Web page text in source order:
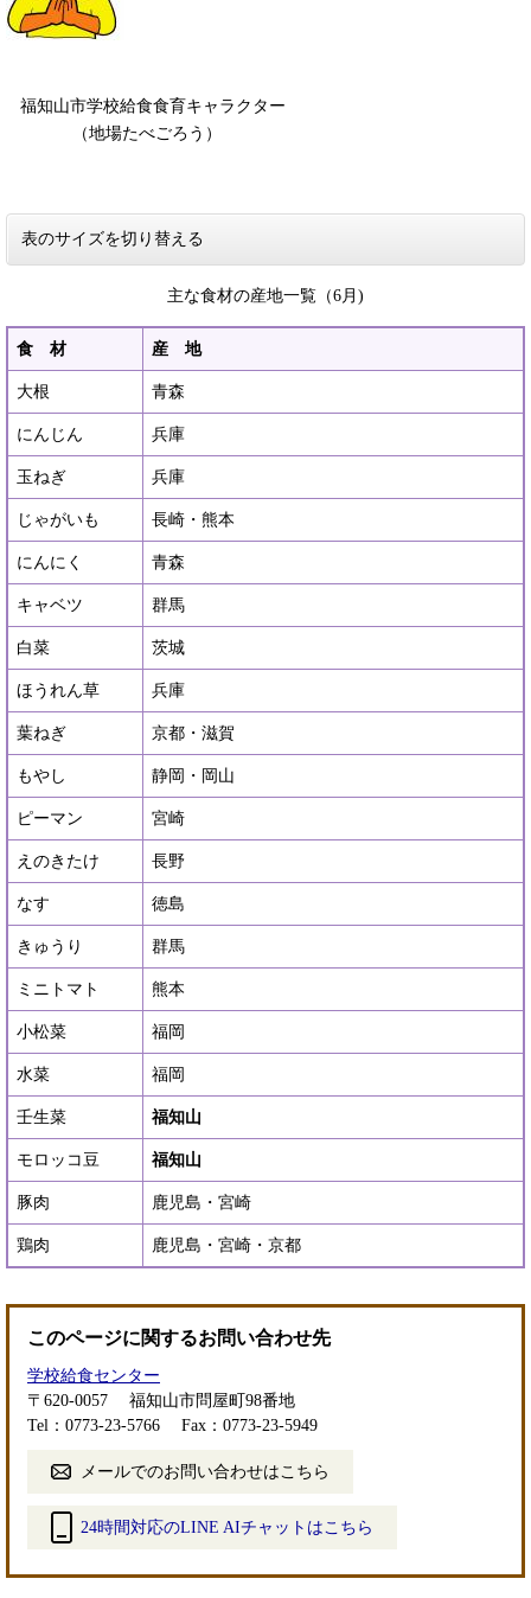
福知山市学校給食食育キャラクター
（地場たべごろう）
表のサイズを切り替える
主な食材の産地一覧（6月)
食 材 産 地
大根 青森
にんじん 兵庫
玉ねぎ 兵庫
じゃがいも 長崎・熊本
にんにく 青森
キャベツ 群馬
白菜 茨城
ほうれん草 兵庫
葉ねぎ 京都・滋賀
もやし 静岡・岡山
ピーマン 宮崎
えのきたけ 長野
なす 徳島
きゅうり 群馬
ミニトマト 熊本
小松菜 福岡
水菜 福岡
壬生菜 福知山
モロッコ豆 福知山
豚肉 鹿児島・宮崎
鶏肉 鹿児島・宮崎・京都
このページに関するお問い合わせ先
学校給食センター
〒620-0057
福知山市問屋町98番地
Tel：0773-23-5766
Fax：0773-23-5949
メールでのお問い合わせはこちら
24時間対応のLINE AIチャットはこちら